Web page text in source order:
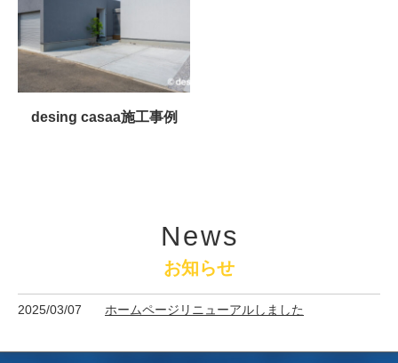
desing casaa施工事例
News
お知らせ
2025/03/07 ホームページリニューアルしました